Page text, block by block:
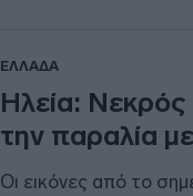
ΕΛΛΑΔΑ
Ηλεία:
την παραλία
Οι εικόνες από το